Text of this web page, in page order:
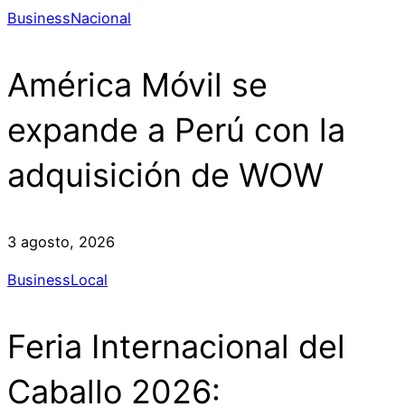
BusinessNacional
América Móvil se
expande a Perú con la
adquisición de WOW
3 agosto, 2026
BusinessLocal
Feria Internacional del
Caballo 2026: